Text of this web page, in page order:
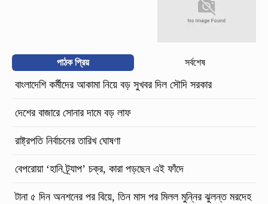
পাঠক প্রিয় সর্বশেষ
বাংলাদেশি কর্মীদের আকামা নিয়ে বড় সুখবর দিল সৌদি সরকার
দেশের বাজারে সোনার দামে বড় লাফ
রাষ্ট্রপতি নির্বাচনের তারিখ ঘোষণা
বেপরোয়া ‘হানি ট্র্যাপ’ চক্র, কারা পড়ছেন এই ফাঁদে
টানা ৫ দিন অনশনের পর বিয়ে, তিন মাস পর মিলল মুন্নির ঝুলন্ত মরদেহ